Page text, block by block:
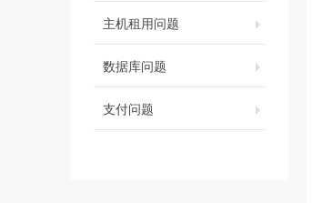
主机租用问题
数据库问题
支付问题